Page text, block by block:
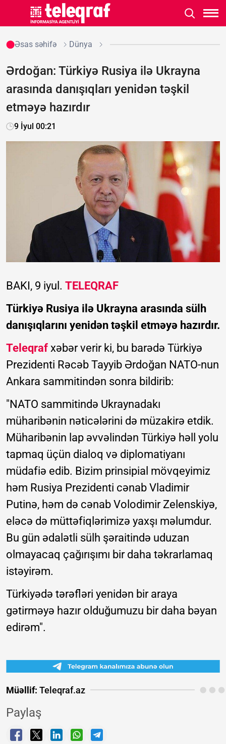
Əsas səhifə Dünya
Ərdoğan: Türkiyə Rusiya ilə Ukrayna
arasında danışıqları yenidən təşkil
etməyə hazırdır
9 İyul 00:21
BAKI, 9 iyul. TELEQRAF
Türkiyə Rusiya ilə Ukrayna arasında sülh
danışıqlarını yenidən təşkil etməyə hazırdır.
Teleqraf xəbər verir ki, bu barədə Türkiyə
Prezidenti Rəcəb Tayyib Ərdoğan NATO-nun
Ankara sammitindən sonra bildirib:
"NATO sammitində Ukraynadakı
müharibənin nəticələrini də müzakirə etdik.
Müharibənin lap əvvəlindən Türkiyə həll yolu
tapmaq üçün dialoq və diplomatiyanı
müdafiə edib. Bizim prinsipial mövqeyimiz
həm Rusiya Prezidenti cənab Vladimir
Putinə, həm də cənab Volodimir Zelenskiyə,
eləcə də müttəfiqlərimizə yaxşı məlumdur.
Bu gün ədalətli sülh şəraitində uduzan
olmayacaq çağırışımı bir daha təkrarlamaq
istəyirəm.
Türkiyədə tərəfləri yenidən bir araya
gətirməyə hazır olduğumuzu bir daha bəyan
edirəm".
Müəllif: Teleqraf.az
Paylaş